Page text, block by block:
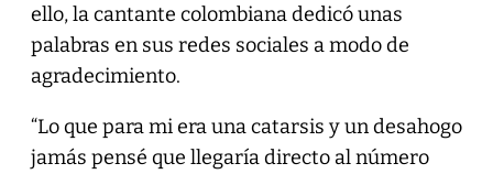
ello, la cantante colombiana dedicó unas
palabras en sus redes sociales a modo de
agradecimiento.
“Lo que para mi era una catarsis y un desahogo
jamás pensé que llegaría directo al número